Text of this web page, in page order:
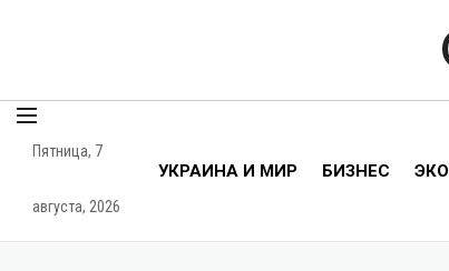
Пятница, 7
августа, 2026
УКРАИНА И МИР БИЗНЕС